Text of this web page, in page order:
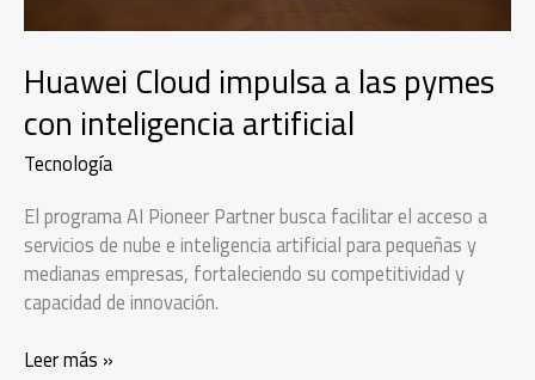
Huawei Cloud impulsa a las pymes
con inteligencia artificial
Tecnología
El programa AI Pioneer Partner busca facilitar el acceso a
servicios de nube e inteligencia artificial para pequeñas y
medianas empresas, fortaleciendo su competitividad y
capacidad de innovación.
Huawei
Leer más »